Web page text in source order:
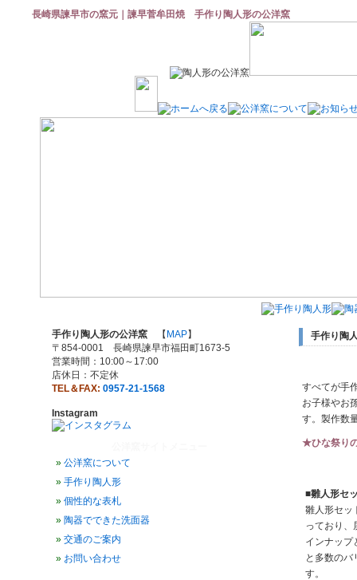
長崎県諫早市の窯元｜諫早菅牟田焼 手作り陶人形の公洋窯
手作り陶人形の公洋窯 【 MAP】
〒854-0001 長崎県諫早市福田町1673-5
営業時間：10:00～17:00
店休日：不定休
TEL＆FAX: 0957-21-1568
Instagram
公洋窯について
手作り陶人形
個性的な表札
陶器でできた洗面器
交通のご案内
お問い合わせ
手作り陶
すべてが手
お子様やお
す。製作数
★ひな祭り
■雛人形セ
雛人形セッ
っており、
インナップ
と多数のバ
す。